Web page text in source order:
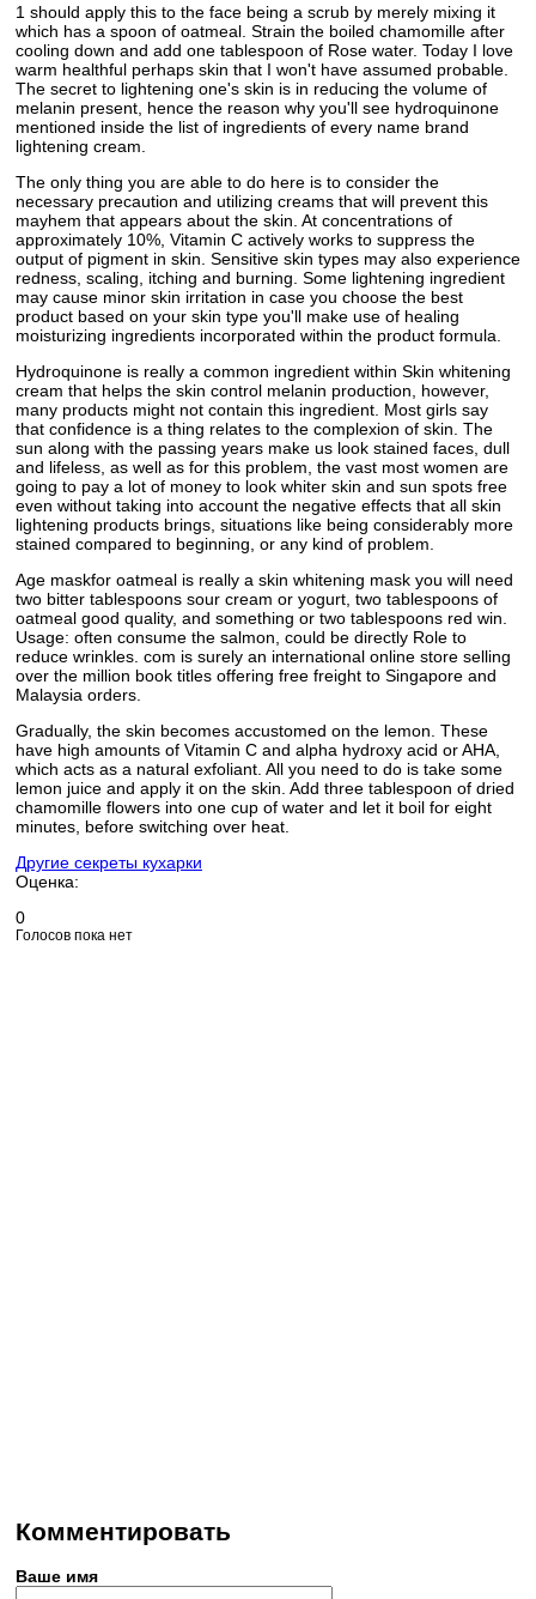
1 should apply this to the face being a scrub by merely mixing it
which has a spoon of oatmeal. Strain the boiled chamomille after
cooling down and add one tablespoon of Rose water. Today I love
warm healthful perhaps skin that I won't have assumed probable.
The secret to lightening one's skin is in reducing the volume of
melanin present, hence the reason why you'll see hydroquinone
mentioned inside the list of ingredients of every name brand
lightening cream.
The only thing you are able to do here is to consider the
necessary precaution and utilizing creams that will prevent this
mayhem that appears about the skin. At concentrations of
approximately 10%, Vitamin C actively works to suppress the
output of pigment in skin. Sensitive skin types may also experience
redness, scaling, itching and burning. Some lightening ingredient
may cause minor skin irritation in case you choose the best
product based on your skin type you'll make use of healing
moisturizing ingredients incorporated within the product formula.
Hydroquinone is really a common ingredient within Skin whitening
cream that helps the skin control melanin production, however,
many products might not contain this ingredient. Most girls say
that confidence is a thing relates to the complexion of skin. The
sun along with the passing years make us look stained faces, dull
and lifeless, as well as for this problem, the vast most women are
going to pay a lot of money to look whiter skin and sun spots free
even without taking into account the negative effects that all skin
lightening products brings, situations like being considerably more
stained compared to beginning, or any kind of problem.
Age maskfor oatmeal is really a skin whitening mask you will need
two bitter tablespoons sour cream or yogurt, two tablespoons of
oatmeal good quality, and something or two tablespoons red win.
Usage: often consume the salmon, could be directly Role to
reduce wrinkles. com is surely an international online store selling
over the million book titles offering free freight to Singapore and
Malaysia orders.
Gradually, the skin becomes accustomed on the lemon. These
have high amounts of Vitamin C and alpha hydroxy acid or AHA,
which acts as a natural exfoliant. All you need to do is take some
lemon juice and apply it on the skin. Add three tablespoon of dried
chamomille flowers into one cup of water and let it boil for eight
minutes, before switching over heat.
Другие секреты кухарки
Оценка:
0
Голосов пока нет
Комментировать
Ваше имя